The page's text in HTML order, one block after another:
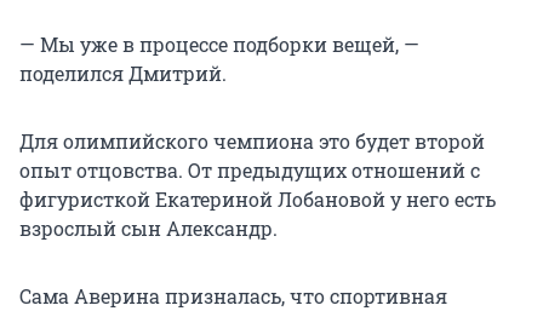
— Мы уже в процессе подборки вещей, —
поделился Дмитрий.
Для олимпийского чемпиона это будет второй
опыт отцовства. От предыдущих отношений с
фигуристкой Екатериной Лобановой у него есть
взрослый сын Александр.
Сама Аверина призналась, что спортивная